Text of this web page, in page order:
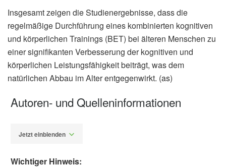
Insgesamt zeigen die Studienergebnisse, dass die
regelmäßige Durchführung eines kombinierten kognitiven
und körperlichen Trainings (BET) bei älteren Menschen zu
einer signifikanten Verbesserung der kognitiven und
körperlichen Leistungsfähigkeit beiträgt, was dem
natürlichen Abbau im Alter entgegenwirkt. (as)
Autoren- und Quelleninformationen
Jetzt einblenden
Wichtiger Hinweis: